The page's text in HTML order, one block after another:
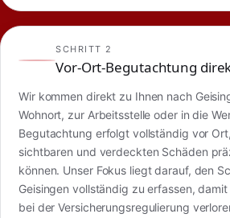
SCHRITT 2
Vor-Ort-Begutachtung
Wir kommen direkt zu Ihnen nach
Wohnort, zur Arbeitsstelle oder in die
Begutachtung erfolgt vollständig vor
sichtbaren und verdeckten Schäden
können. Unser Fokus liegt darauf, den
Geisingen vollständig zu erfassen,
bei der Versicherungsregulierung